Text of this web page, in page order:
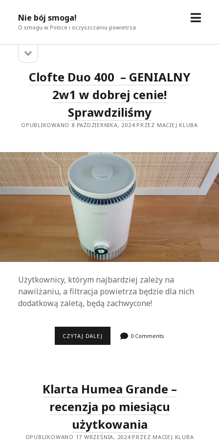
Nie bój smoga!
O smogu w Polsce i oczyszczaniu powietrza
Pasek
boczny
pasek
Nie
Posty
Clofte Duo 400 – GENIALNY
2w1 w dobrej cenie!
Sprawdziliśmy
OPUBLIKOWANO 8 PAŹDZIERNIKA, 2024 PRZEZ MACIEJ KLUBA
Użytkownicy, którym najbardziej zależy na
nawilżaniu, a filtracja powietrza będzie dla nich
dodatkową zaletą, będą zachwycone!
CZYTAJ DALEJ CLOFTE
DOBREJ
CENIE!
SPRAWDZILIŚMY
0 Comments
Klarta Humea Grande –
recenzja po miesiącu
użytkowania
OPUBLIKOWANO 17 WRZEŚNIA, 2024 PRZEZ MACIEJ KLUBA